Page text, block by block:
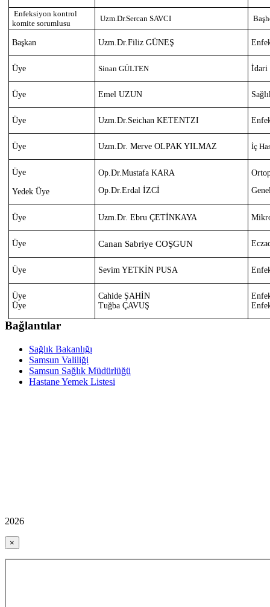
Enfeksiyon kontrol
komite sorumlusu
Uzm.Dr.Sercan SAVCI
Başkan Uzm.Dr.Filiz GÜNEŞ
Üye Sinan GÜLTEN
Üye Emel UZUN
Üye Uzm.Dr.Seichan KETENTZI
Üye Uzm.Dr. Merve OLPAK YILMAZ İç
Üye
Yedek Üye
Op.Dr.Mustafa KARA
Op.Dr.Erdal İZCİ
Üye Uzm.Dr. Ebru ÇETİNKAYA
Üye Canan Sabriye COŞGUN
Üye Sevim YETKİN PUSA
Üye
Üye
Cahide ŞAHİN
Tuğba ÇAVUŞ
Bağlantılar
Sağlık Bakanlığı
Samsun Valiliği
Samsun Sağlık Müdürlüğü
Hastane Yemek Listesi
2026
×